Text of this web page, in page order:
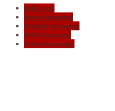
delik.co.id
Berita Karawang
Pemkab Karawang
DPRD Karawang
Polres Karawang